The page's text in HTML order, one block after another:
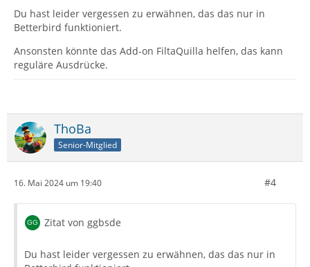
Du hast leider vergessen zu erwähnen, das das nur in
Betterbird funktioniert.
Ansonsten könnte das Add-on FiltaQuilla helfen, das kann
reguläre Ausdrücke.
ThoBa
Senior-Mitglied
16. Mai 2024 um 19:40 #4
Zitat von ggbsde
Du hast leider vergessen zu erwähnen, das das nur in